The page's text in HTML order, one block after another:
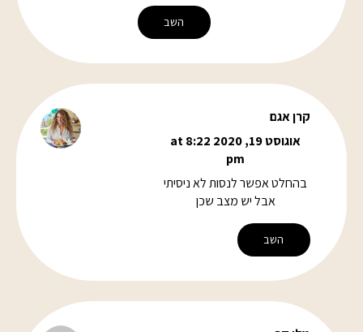
השב
קרן אגם
אוגוסט 19, 2020 at 8:22
pm
בהחלט אפשר לנסות לא ניסיתי
אבל יש מצב שכן
השב